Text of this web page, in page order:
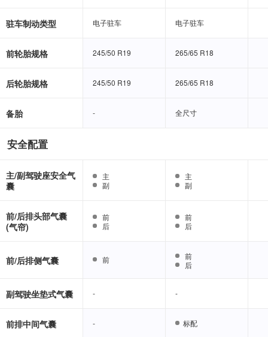
驻车制动类型 电子驻车 电子驻车
前轮胎规格 245/50 R19 265/65 R18
后轮胎规格 245/50 R19 265/65 R18
备胎 - 全尺寸
安全配置
主/副驾驶座安全气
囊
主
副
主
副
前/后排头部气囊
(气帘)
前
后
前
后
前/后排侧气囊 前
前
后
副驾驶坐垫式气囊 - -
前排中间气囊 - 标配
电子驻车 电子驻车
245/50 R19 265/65 R18
245/50 R19 265/65 R18
- 全尺寸
主
副
主
副
前
后
前
后
前
前
后
- -
- 标配